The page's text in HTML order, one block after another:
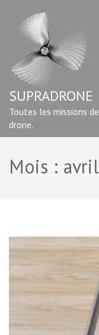
contenu
Entrée)
SUPRADRONE
Toutes les missions
drone.
Mois :